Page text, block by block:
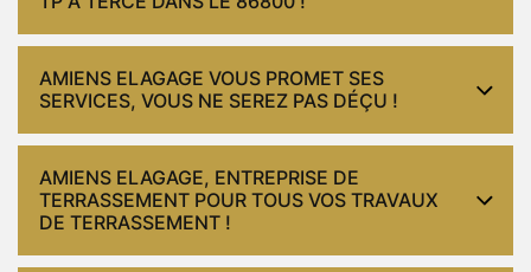
AMIENS ELAGAGE VOUS PROMET SES
SERVICES, VOUS NE SEREZ PAS DÉÇU !
AMIENS ELAGAGE, ENTREPRISE DE
TERRASSEMENT POUR TOUS VOS TRAVAUX
DE TERRASSEMENT !